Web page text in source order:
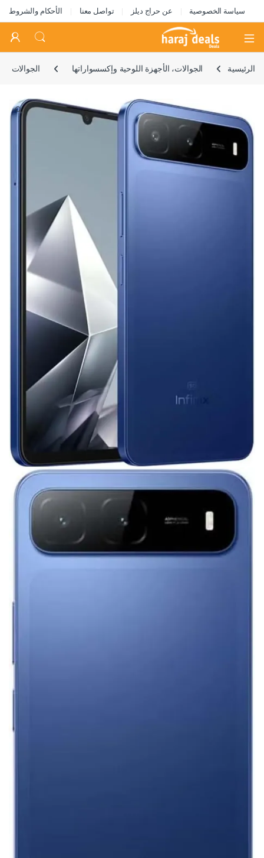
سياسة الخصوصية عن حراج ديلز تواصل معنا الأحكام والشروط
Open
الرئيسية الجوالات، الأجهزة اللوحية وإكسسواراتها الجوالات
🔍